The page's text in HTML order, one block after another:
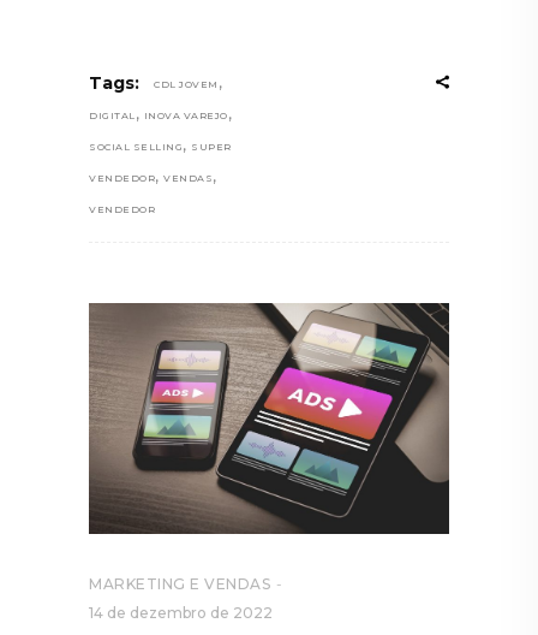
Tags: CDL JOVEM ,
DIGITAL , INOVA VAREJO ,
SOCIAL SELLING , SUPER
VENDEDOR, VENDAS ,
VENDEDOR
MARKETING E VENDAS
14 de dezembro de 2022